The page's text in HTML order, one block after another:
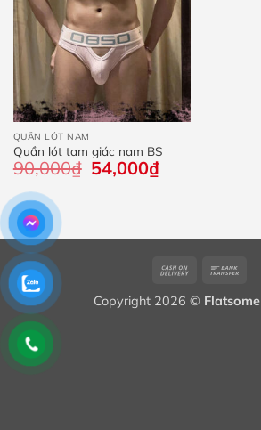
QUẦN LÓT NAM
Quần lót tam giác nam BS
90,000₫ Giá
gốc
54,000₫Giá
hiện
Cash
Delivery
Copyright 2026 ©